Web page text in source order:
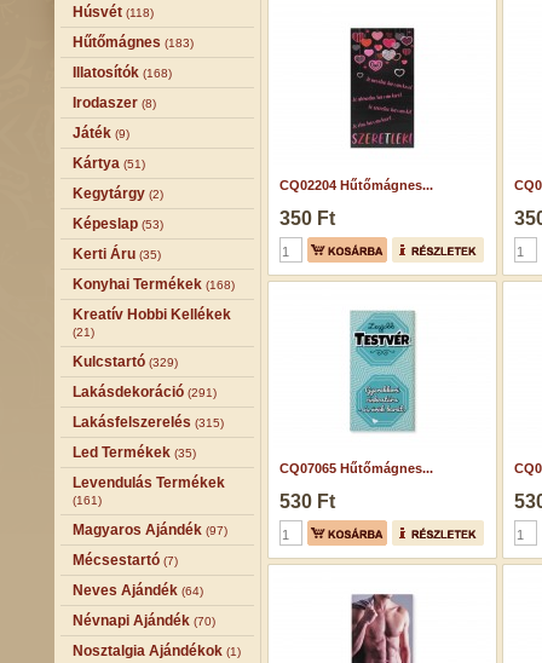
Húsvét (118)
Hűtőmágnes (183)
Illatosítók (168)
Irodaszer (8)
Játék (9)
Kártya (51)
Kegytárgy (2)
Képeslap (53)
Kerti Áru (35)
Konyhai Termékek (168)
Kreatív Hobbi Kellékek
(21)
Kulcstartó (329)
Lakásdekoráció (291)
Lakásfelszerelés (315)
Led Termékek (35)
Levendulás Termékek
(161)
Magyaros Ajándék (97)
Mécsestartó (7)
Neves Ajándék (64)
Névnapi Ajándék (70)
Nosztalgia Ajándékok (1)
CQ02204 Hűtőmágnes...
350 Ft
CQ07065 Hűtőmágnes...
530 Ft